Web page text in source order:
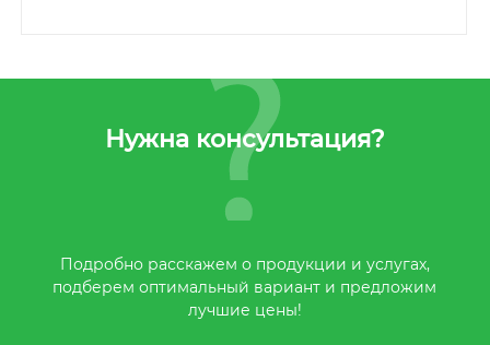
Нужна консультация?
Подробно расскажем о продукции и услугах,
подберем оптимальный вариант и предложим
лучшие цены!